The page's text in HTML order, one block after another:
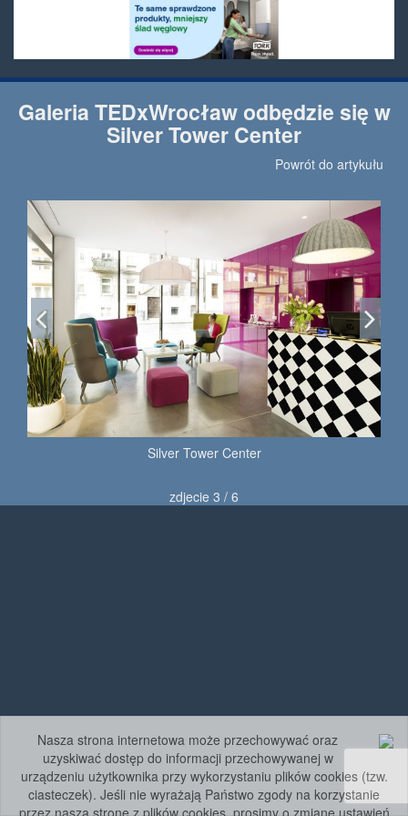
Nasza strona internetowa może przechowywać oraz
uzyskiwać dostęp do informacji przechowywanej w
urządzeniu użytkownika przy wykorzystaniu plików cookies (tzw.
ciasteczek). Jeśli nie wyrażają Państwo zgody na korzystanie
przez naszą stronę z plików cookies, prosimy o zmianę ustawień
Galeria TEDxWrocław odbędzie się w
Silver Tower Center
Powrót do artykułu
Silver Tower Center
zdjecie 3 / 6